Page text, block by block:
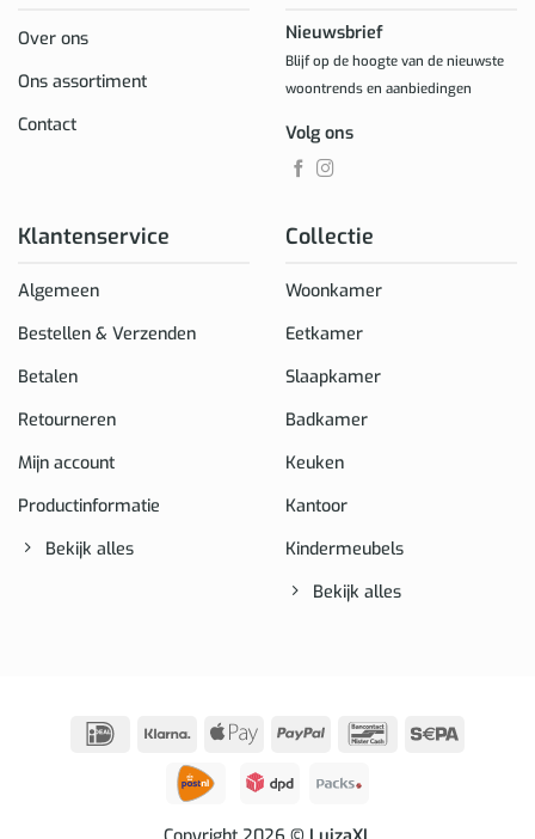
Over ons
Ons assortiment
Contact
Klantenservice
Algemeen
Bestellen & Verzenden
Betalen
Retourneren
Mijn account
Productinformatie
Bekijk alles
Collectie
Woonkamer
Eetkamer
Slaapkamer
Badkamer
Keuken
Kantoor
Kindermeubels
Bekijk alles
Nieuwsbrief
Blijf op de hoogte van de nieuwste
woontrends en aanbiedingen
Volg ons
IDeal Klarna
Apple
PayPal BancontactSepa